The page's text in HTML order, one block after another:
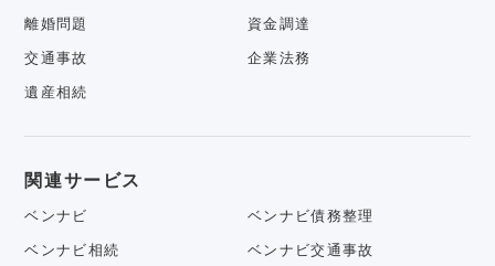
離婚問題 資金調達
交通事故 企業法務
遺産相続
関連サービス
ベンナビ ベンナビ債務整理
ベンナビ相続 ベンナビ交通事故